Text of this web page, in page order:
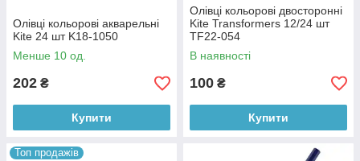
Олівці кольорові акварельні
Kite 24 шт K18-1050
Менше 10 од.
202 ₴
Купити
Олівці кольорові двосторонні
Kite Transformers 12/24 шт
TF22-054
В наявності
100 ₴
Купити
Топ продажів